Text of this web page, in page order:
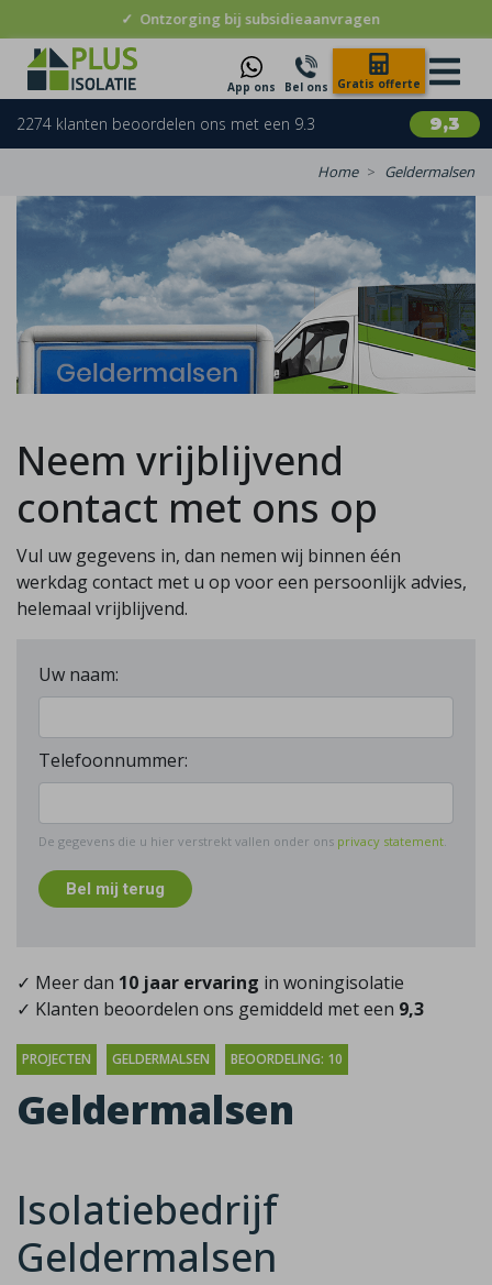
✓ Ontzorging bij subsidieaanvragen
App ons Bel ons Gratis offerte
9,3
2274 klanten beoordelen ons met een 9.3
Home Geldermalsen
Neem vrijblijvend
contact met ons op
Vul uw gegevens in, dan nemen wij binnen één
werkdag contact met u op voor een persoonlijk advies,
helemaal vrijblijvend.
Uw naam:
Telefoonnummer:
De gegevens die u hier verstrekt vallen onder ons privacy statement.
Bel mij terug
✓ Meer dan 10 jaar ervaring in woningisolatie
✓ Klanten beoordelen ons gemiddeld met een 9,3
PROJECTEN GELDERMALSEN BEOORDELING: 10
Geldermalsen
Isolatiebedrijf
Geldermalsen